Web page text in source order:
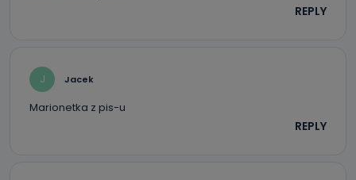
REPLY
J Jacek
Marionetka z pis-u
REPLY